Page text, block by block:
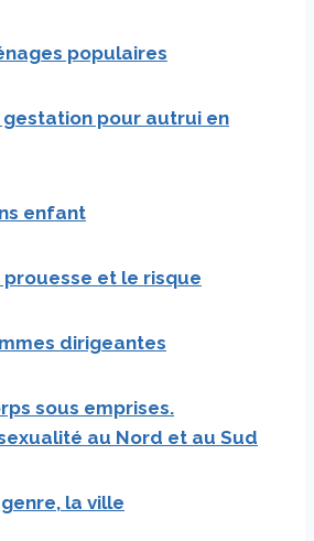
populaires
gestation pour autrui en
enfant
prouesse et le risque
dirigeantes
sous emprises.
au Nord et au Sud
la ville